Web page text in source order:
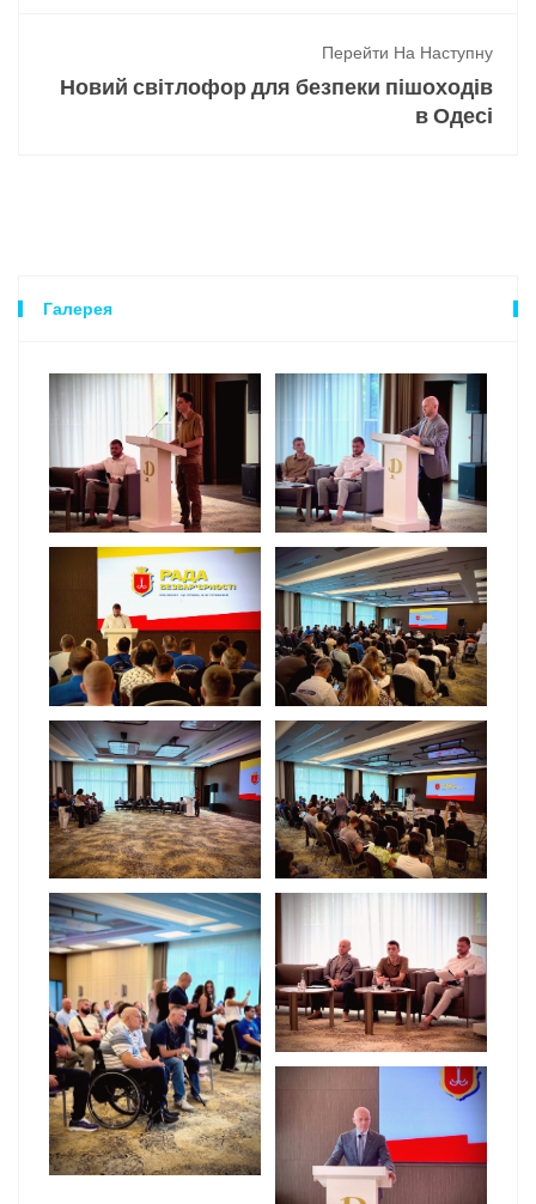
Перейти На Наступну
Новий світлофор для безпеки пішоходів
в Одесі
Галерея